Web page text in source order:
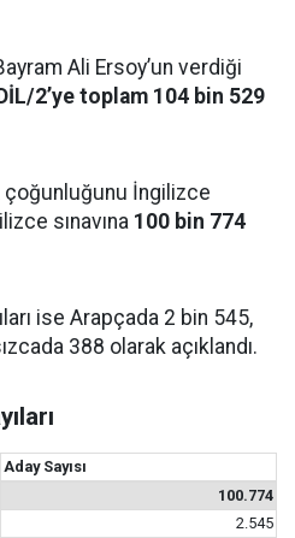
Ali Ersoy’un verdiği
2’ye toplam 104 bin 529
çoğunluğunu İngilizce
sınavına 100 bin 774
ise Arapçada 2 bin 545,
388 olarak açıklandı.
Aday Sayısı
100.774
2.545